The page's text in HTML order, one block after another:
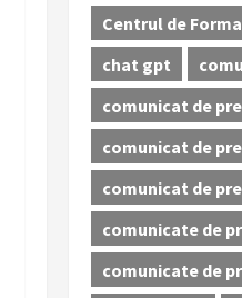
Centrul de
chat gpt
comunicat de
comunicat de
comunicat de
comunicate de
comunicate de